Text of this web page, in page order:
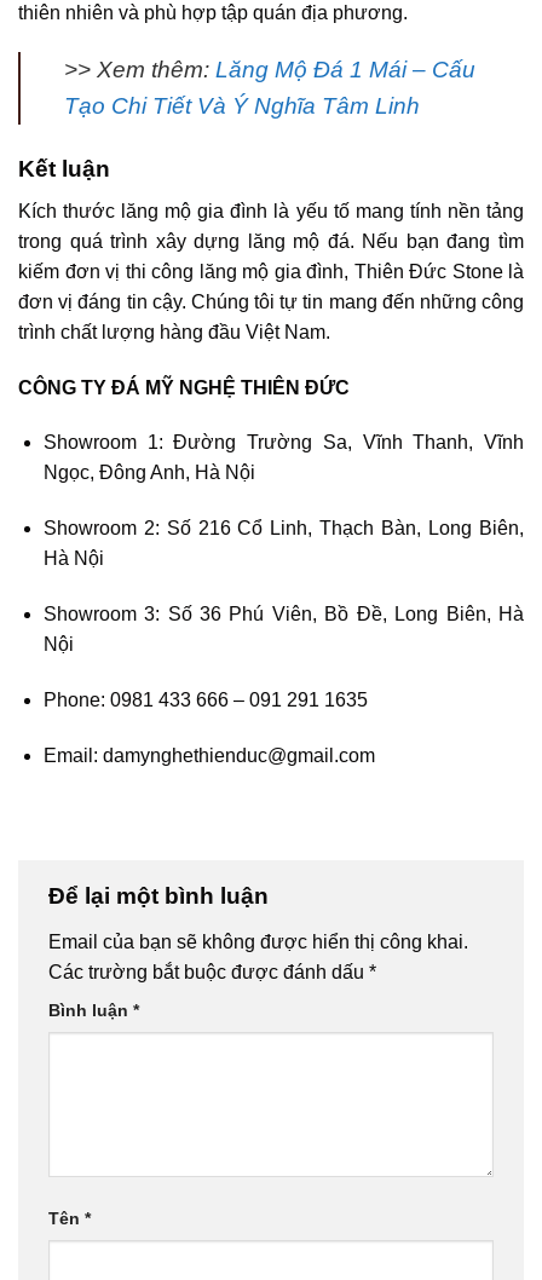
thiên nhiên và phù hợp tập quán địa phương.
>> Xem thêm: Lăng Mộ Đá 1 Mái – Cấu
Tạo Chi Tiết Và Ý Nghĩa Tâm Linh
Kết luận
Kích thước lăng mộ gia đình là yếu tố mang tính nền tảng
trong quá trình xây dựng lăng mộ đá. Nếu bạn đang tìm
kiếm đơn vị thi công lăng mộ gia đình, Thiên Đức Stone là
đơn vị đáng tin cậy. Chúng tôi tự tin mang đến những công
trình chất lượng hàng đầu Việt Nam.
CÔNG TY ĐÁ MỸ NGHỆ THIÊN ĐỨC
Showroom 1: Đường Trường Sa, Vĩnh Thanh, Vĩnh
Ngọc, Đông Anh, Hà Nội
Showroom 2: Số 216 Cổ Linh, Thạch Bàn, Long Biên,
Hà Nội
Showroom 3: Số 36 Phú Viên, Bồ Đề, Long Biên, Hà
Nội
Phone: 0981 433 666 – 091 291 1635
Email: damynghethienduc@gmail.com
Để lại một bình luận
Email của bạn sẽ không được hiển thị công khai.
Các trường bắt buộc được đánh dấu *
Bình luận *
Tên *